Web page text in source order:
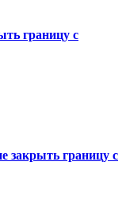
границу с
закрыть границу с